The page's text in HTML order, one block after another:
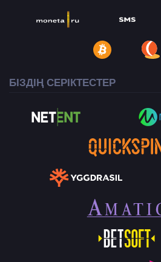
БІЗДІҢ СЕРІКТЕСТЕР